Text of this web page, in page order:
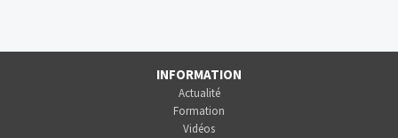
INFORMATION
Actualité
Formation
Vidéos